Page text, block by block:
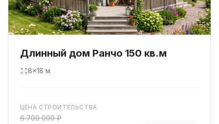
Длинный дом Ранчо 150 кв.м
8×18 м
ЦЕНА СТРОИТЕЛЬСТВА
6 700 000 ₽